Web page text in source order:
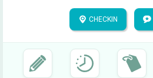
CHECKIN